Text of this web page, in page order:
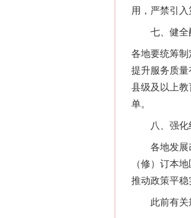
用，严禁引入
七、健全
各地要统筹
提升服务质量
县级及以上
单。
八、强化
各地发展改
（修）订本
推动政策平稳
此前有关规